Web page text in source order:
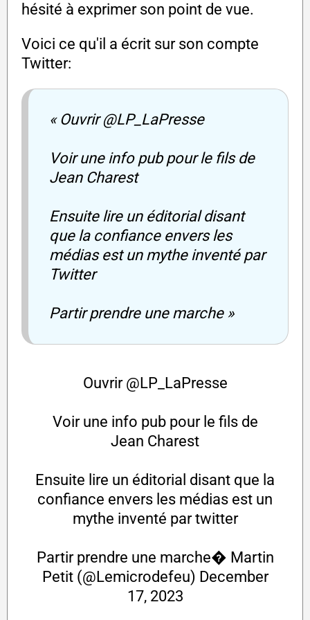
hésité à exprimer son point de vue.
Voici ce qu'il a écrit sur son compte
Twitter:
« Ouvrir @LP_LaPresse
Voir une info pub pour le fils de
Jean Charest
Ensuite lire un éditorial disant
que la confiance envers les
médias est un mythe inventé par
Twitter
Partir prendre une marche »
Ouvrir @LP_LaPresse
Voir une info pub pour le fils de
Jean Charest
Ensuite lire un éditorial disant que la
confiance envers les médias est un
mythe inventé par twitter
Partir prendre une marche� Martin
Petit (@Lemicrodefeu) December
17, 2023